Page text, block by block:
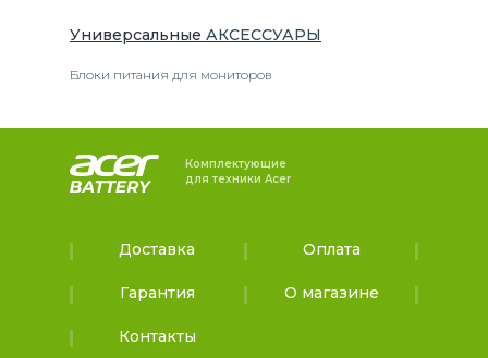
Универсальные АКСЕССУАРЫ
Блоки питания для мониторов
Комплектующие
для техники Acer
Доставка Оплата
Гарантия О магазине
Контакты